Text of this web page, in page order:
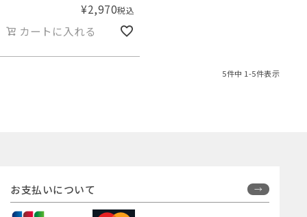
¥2,970税込
カートに入れる
5件中 1-5件表示
お支払いについて